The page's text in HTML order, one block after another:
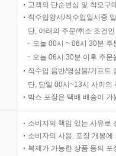
고객의 단순변심 및 착오구
직수입양서/직수입일서중
단, 아래의 주문/취소 조건
오늘 00시 ~ 06시 30분
오늘 06시 30분 이후 주
직수입 음반/영상물/기프트
단, 당일 00시~13시 사이의
박스 포장은 택배 배송이
소비자의 책임 있는 사유로
소비자의 사용, 포장 개봉
복제가 가능한 상품 등의